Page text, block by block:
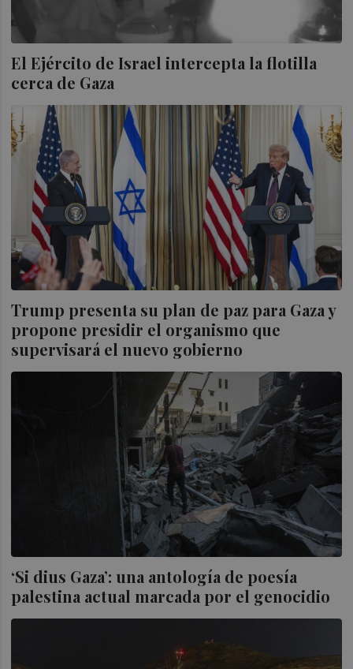
El Ejército de Israel intercepta la flotilla
cerca de Gaza
Trump presenta su plan de paz para Gaza y
propone presidir el organismo que
supervisará el nuevo gobierno
‘Si dius Gaza’: una antología de poesía
palestina actual marcada por el genocidio